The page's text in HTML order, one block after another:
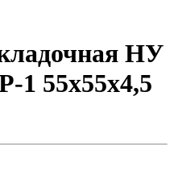
НУ
1 55х55х4,5